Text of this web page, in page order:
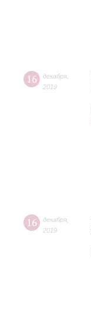
16 декабря
2019
16 декабря
2019